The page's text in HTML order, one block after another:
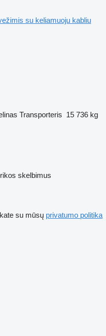
su keliamuoju kabliu
Transporteris 15 736 kg
skelbimus
su mūsų privatumo politika